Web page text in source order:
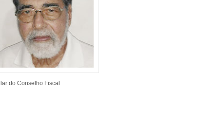
do Conselho Fiscal